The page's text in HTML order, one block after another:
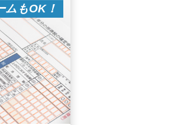
ムもOK！